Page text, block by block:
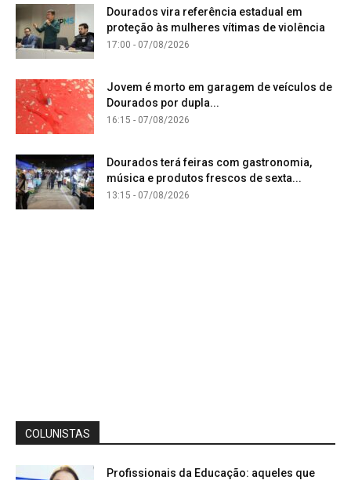
Dourados vira referência estadual em
proteção às mulheres vítimas de violência
17:00 - 07/08/2026
Jovem é morto em garagem de veículos de
Dourados por dupla...
16:15 - 07/08/2026
Dourados terá feiras com gastronomia,
música e produtos frescos de sexta...
13:15 - 07/08/2026
COLUNISTAS
Profissionais da Educação: aqueles que